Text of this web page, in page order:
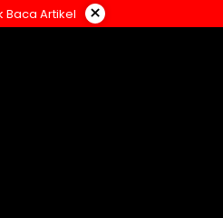
Baca Artikel ×